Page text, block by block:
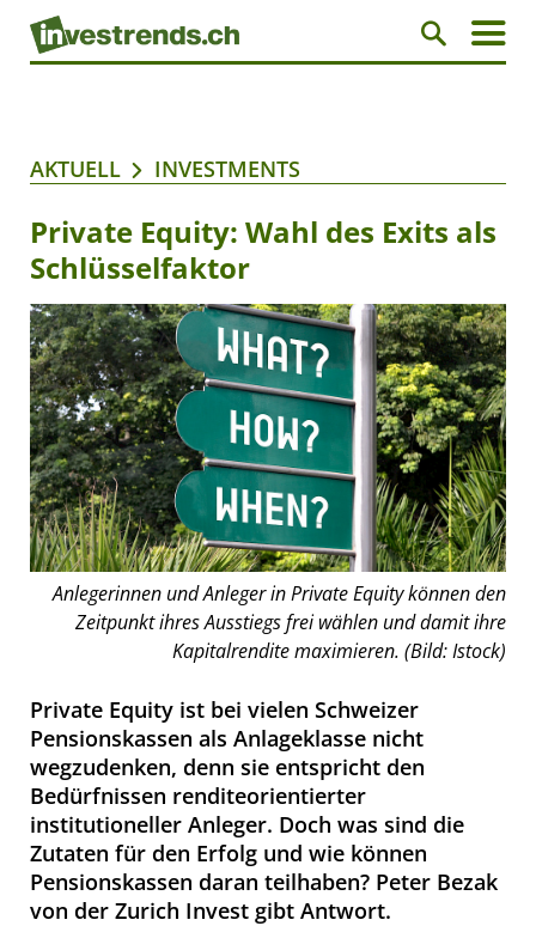
AKTUELL INVESTMENTS
Private Equity: Wahl des Exits als
Schlüsselfaktor
Anlegerinnen und Anleger in Private Equity können den
Zeitpunkt ihres Ausstiegs frei wählen und damit ihre
Kapitalrendite maximieren. (Bild: Istock)
Private Equity ist bei vielen Schweizer
Pensionskassen als Anlageklasse nicht
wegzudenken, denn sie entspricht den
Bedürfnissen renditeorientierter
institutioneller Anleger. Doch was sind die
Zutaten für den Erfolg und wie können
Pensionskassen daran teilhaben? Peter Bezak
von der Zurich Invest gibt Antwort.